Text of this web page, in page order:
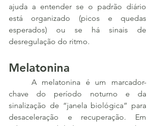
ajuda a entender se o padrão diário
está organizado (picos e quedas
esperados) ou se há sinais de
desregulação do ritmo.
Melatonina
chave do período noturno e da
sinalização de “janela biológica” para
desaceleração e recuperação. Em